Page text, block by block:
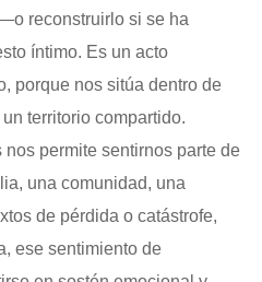
reconstruirlo si se ha
íntimo. Es un acto
porque nos sitúa dentro de
territorio compartido.
permite sentirnos parte de
una comunidad, una
de pérdida o catástrofe,
ese sentimiento de